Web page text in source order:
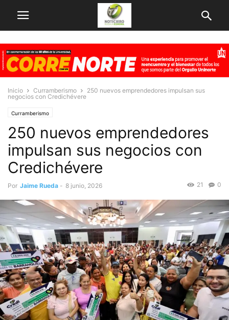
Inicio Curramberismo
250 nuevos emprendedores impulsan sus
negocios con Credichévere
Curramberismo
250 nuevos emprendedores
impulsan sus negocios con
Credichévere
Por Jaime Rueda - 8 junio, 2026 0
21